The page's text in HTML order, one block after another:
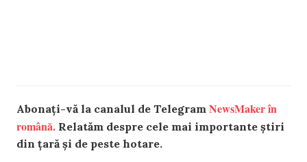
Abonați-vă la canalul de Telegram NewsMaker în
română. Relatăm despre cele mai importante știri
din țară și de peste hotare.